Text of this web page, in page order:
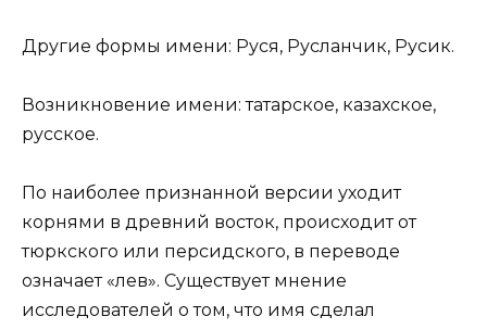
Другие формы имени: Руся, Русланчик, Русик.
Возникновение имени: татарское, казахское,
русское.
По наиболее признанной версии уходит
корнями в древний восток, происходит от
тюркского или персидского, в переводе
означает «лев». Существует мнение
исследователей о том, что имя сделал